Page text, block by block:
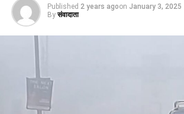
Published 2 years agoon January 3, 2025
By संवादाता